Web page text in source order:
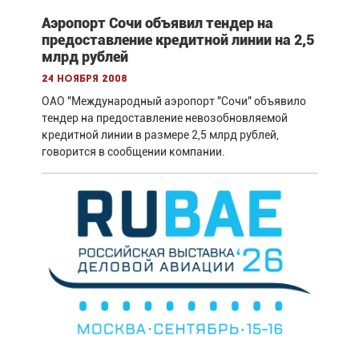
Аэропорт Сочи объявил тендер на
предоставление кредитной линии на 2,5
млрд рублей
24 ноября 2008
ОАО "Международный аэропорт "Сочи" объявило
тендер на предоставление невозобновляемой
кредитной линии в размере 2,5 млрд рублей,
говорится в сообщении компании.